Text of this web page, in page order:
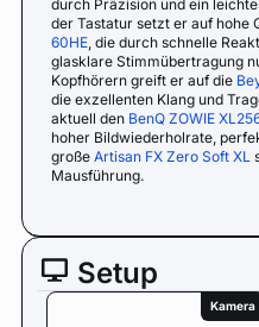
durch Präzision und ein
der Tastatur setzt er auf hohe
60HE , die durch schnelle
glasklare Stimmübertragung
Kopfhörern greift er auf die
die exzellenten Klang und
aktuell den BenQ ZOWIE
hoher Bildwiederholrate,
große Artisan FX Zero Soft XL
Mausführung.
Setup
Kamera